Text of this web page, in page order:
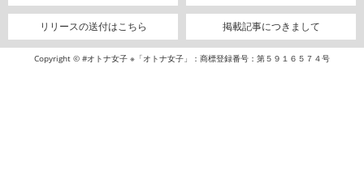
リリースの送付はこちら 掲載記事につきまして
Copyright © #オトナ女子 ※「オトナ女子」：商標登録番号：第５９１６５７４号